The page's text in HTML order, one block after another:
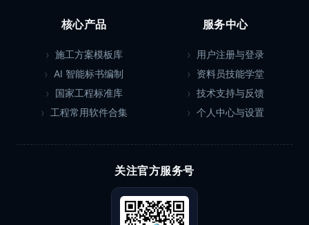
核心产品
施工方案模板库
AI 智能标书编制
国家工程标准库
工程常用软件合集
服务中心
用户注册与登录
资料员技能学堂
技术支持与反馈
个人中心与设置
关注官方服务号